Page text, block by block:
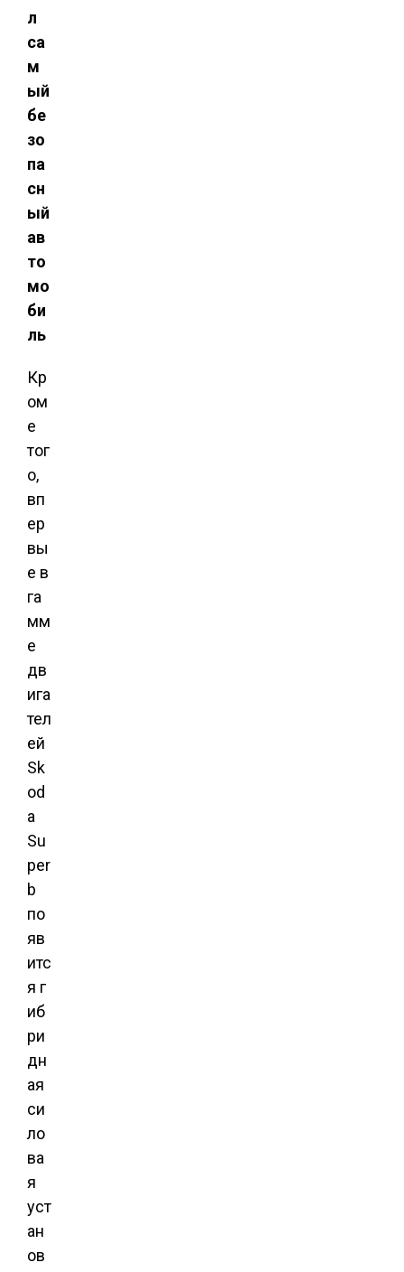
л
са
м
ый
бе
зо
па
сн
ый
ав
то
мо
би
ль
Кр
ом
е
тог
о,
вп
ер
вы
е в
га
мм
е
дв
ига
тел
ей
Sk
od
a
Su
per
b
по
яв
итс
я г
иб
ри
дн
ая
си
ло
ва
я
уст
ан
ов